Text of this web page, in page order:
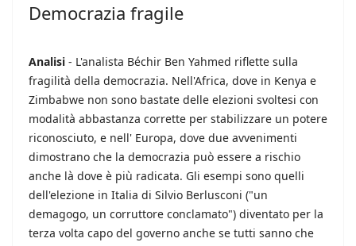
Democrazia fragile
Analisi - L'analista Béchir Ben Yahmed riflette sulla
fragilità della democrazia. Nell'Africa, dove in Kenya e
Zimbabwe non sono bastate delle elezioni svoltesi con
modalità abbastanza corrette per stabilizzare un potere
riconosciuto, e nell' Europa, dove due avvenimenti
dimostrano che la democrazia può essere a rischio
anche là dove è più radicata. Gli esempi sono quelli
dell'elezione in Italia di Silvio Berlusconi ("un
demagogo, un corruttore conclamato") diventato per la
terza volta capo del governo anche se tutti sanno che